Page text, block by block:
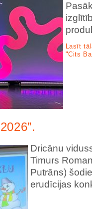
Lasīt
"Cits
Dricānu
Timurs
Putrāns)
erudīcijas